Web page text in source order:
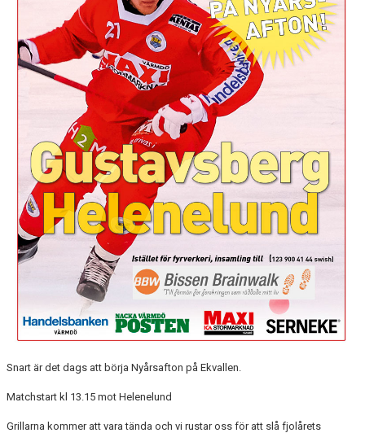
NYTT ISCENTRUM
Snart är det dags att börja Nyårsafton på Ekvallen.
Matchstart kl 13.15 mot Helenelund
Grillarna kommer att vara tända och vi rustar oss för att slå fjolårets